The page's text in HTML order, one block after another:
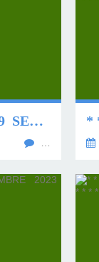
* * * * QUINTÉ DU 19 SEPTEMBRE 2023 * * * *